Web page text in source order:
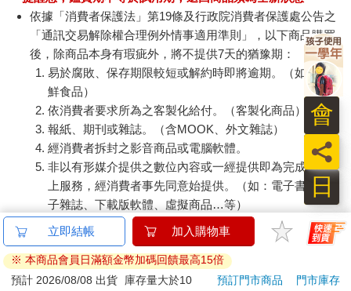
依據「消費者保護法」第19條及行政院消費者保護處公告之
「通訊交易解除權合理例外情事適用準則」，以下商品購買
後，除商品本身有瑕疵外，將不提供7天的猶豫期：
易於腐敗、保存期限較短或解約時即將逾期。（如：生
鮮食品）
依消費者要求所為之客製化給付。（客製化商品）
報紙、期刊或雜誌。（含MOOK、外文雜誌）
經消費者拆封之影音商品或電腦軟體。
非以有形媒介提供之數位內容或一經提供即為完成之線
上服務，經消費者事先同意始提供。（如：電子書、電
子雜誌、下載版軟體、虛擬商品…等）
已拆封之個人衛生用品。（如：內衣褲、刮鬍刀、除毛
若非上列種類商品，均享有到貨7天的猶豫期（含例假
日）。
日
員
會